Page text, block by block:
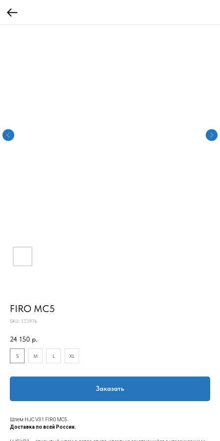
FIRO MC5
SKU: 133976
24 150 р.
S M L XL
Заказать
Шлем HJC V31 FIRO MC5.
Доставка по всей России.